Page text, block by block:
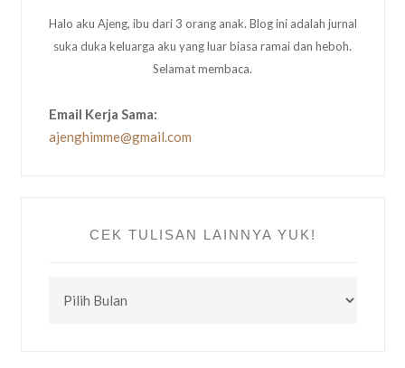
Halo aku Ajeng, ibu dari 3 orang anak. Blog ini adalah jurnal
suka duka keluarga aku yang luar biasa ramai dan heboh.
Selamat membaca.
Email Kerja Sama:
ajenghimme@gmail.com
CEK TULISAN LAINNYA YUK!
TULISAN